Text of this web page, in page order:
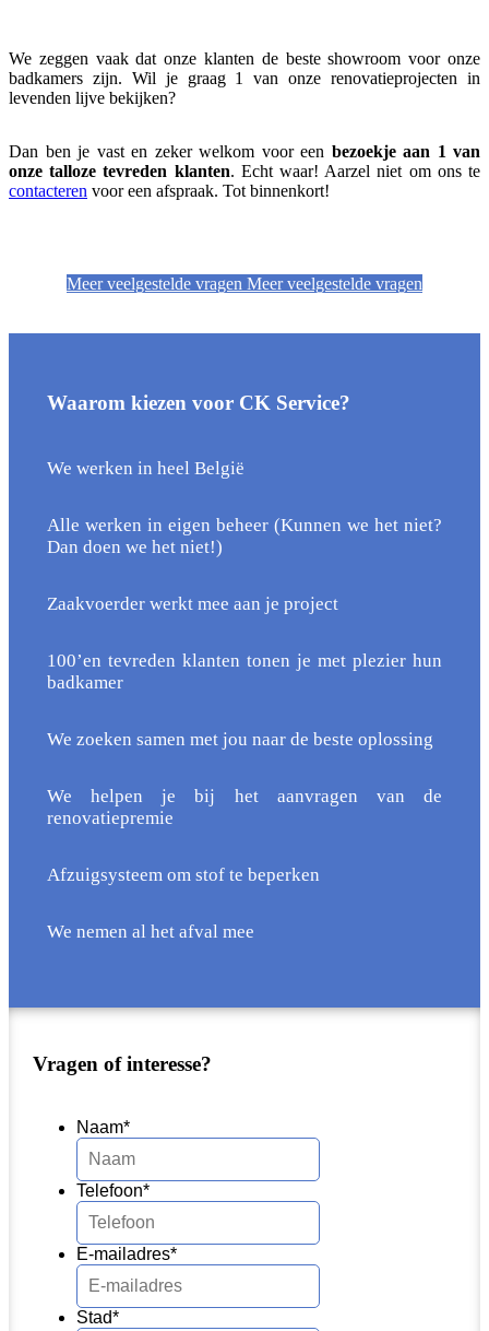
We zeggen vaak dat onze klanten de beste showroom voor onze
badkamers zijn. Wil je graag 1 van onze renovatieprojecten in
levenden lijve bekijken?
Dan ben je vast en zeker welkom voor een bezoekje aan 1 van
onze talloze tevreden klanten. Echt waar! Aarzel niet om ons te
contacteren voor een afspraak. Tot binnenkort!
Meer veelgestelde vragen Meer veelgestelde vragen
Waarom kiezen voor CK Service?
We werken in heel België
Alle werken in eigen beheer (Kunnen we het niet?
Dan doen we het niet!)
Zaakvoerder werkt mee aan je project
100’en tevreden klanten tonen je met plezier hun
badkamer
We zoeken samen met jou naar de beste oplossing
We helpen je bij het aanvragen van de
renovatiepremie
Afzuigsysteem om stof te beperken
We nemen al het afval mee
Vragen of interesse?
Naam*
Telefoon*
E-mailadres*
Stad*